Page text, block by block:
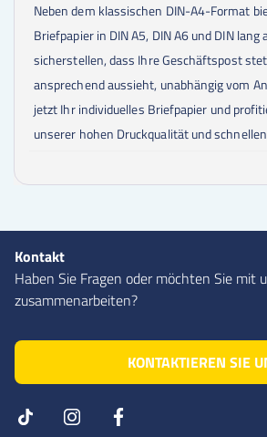
Neben dem klassischen DIN-A4-Format
Briefpapier in DIN A5, DIN A6 und DIN lang
sicherstellen, dass Ihre Geschäftspost
ansprechend aussieht, unabhängig vom
jetzt Ihr individuelles Briefpapier und
unserer hohen Druckqualität und
Kontakt
Haben Sie Fragen oder möchten Sie mit
zusammenarbeiten?
KONTAKTIEREN SIE